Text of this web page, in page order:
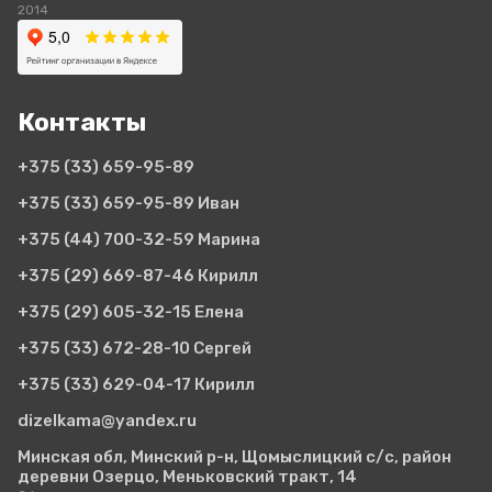
2014
Контакты
+375 (33) 659-95-89
+375 (33) 659-95-89 Иван
+375 (44) 700-32-59 Марина
+375 (29) 669-87-46 Кирилл
+375 (29) 605-32-15 Елена
+375 (33) 672-28-10 Сергей
+375 (33) 629-04-17 Кирилл
dizelkama@yandex.ru
Минская обл, Минский р-н, Щомыслицкий с/с, район
деревни Озерцо, Меньковский тракт, 14